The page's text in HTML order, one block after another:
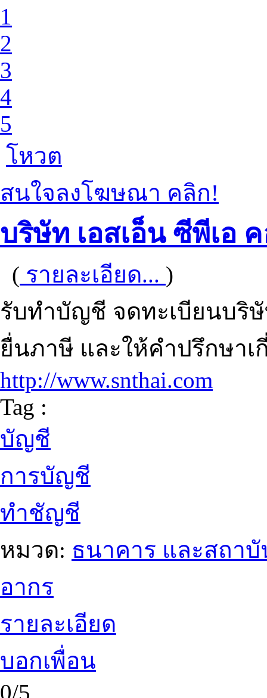
1
2
3
4
5
โหวต
สนใจลงโฆษณา คลิก!
บริษัท เอสเอ็น ซีพีเอ
( รายละเอียด... )
รับทำบัญชี จดทะเบียนบริ
ยื่นภาษี และให้คำปรึกษา
http://www.snthai.com
Tag :
บัญชี
การบัญชี
ทำชัญชี
หมวด: ธนาคาร และสถาบั
อากร
รายละเอียด
บอกเพื่อน
0/5